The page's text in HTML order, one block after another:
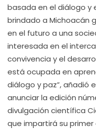
basada en el diálogo y
brindado a Michoacán
en el futuro a una
interesada en el
convivencia y el
está ocupada en
diálogo y paz”, añadió
anunciar la edición
divulgación científica
que impartirá su